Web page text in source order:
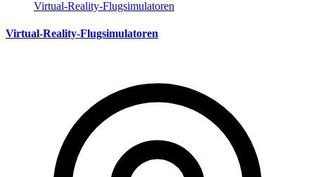
Virtual-Reality-Flugsimulatoren
Virtual-Reality-Flugsimulatoren